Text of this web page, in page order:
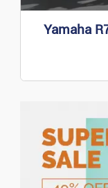
Yamaha